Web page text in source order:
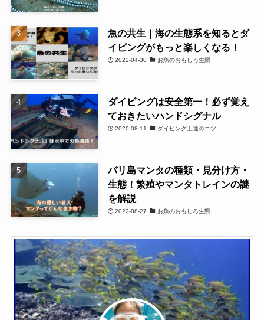
魚の共生｜海の生態系を知るとダ
イビングがもっと楽しくなる！
2022-04-30 お魚のおもしろ生態
ダイビングは安全第一！必ず覚え
ておきたいハンドシグナル
2020-08-11 ダイビング上達のコツ
バリ島マンタの種類・見分け方・
生態！繁殖やマンタトレインの謎
を解説
2022-08-27 お魚のおもしろ生態